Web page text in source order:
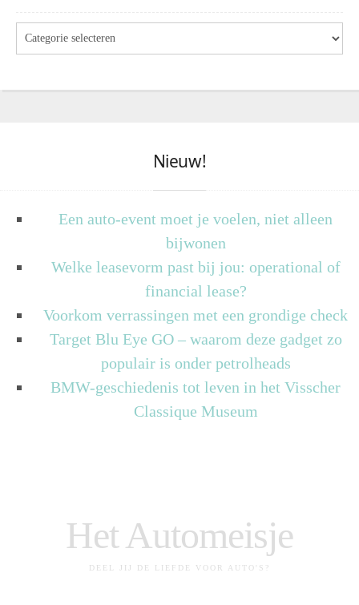
Nieuw!
Een auto-event moet je voelen, niet alleen
bijwonen
Welke leasevorm past bij jou: operational of
financial lease?
Voorkom verrassingen met een grondige check
Target Blu Eye GO – waarom deze gadget zo
populair is onder petrolheads
BMW-geschiedenis tot leven in het Visscher
Classique Museum
Het Automeisje
DEEL JIJ DE LIEFDE VOOR AUTO'S?